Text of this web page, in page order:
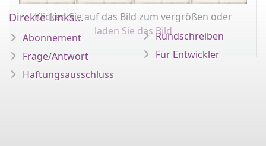
Klicken Sie auf das Bild zum vergrößen oder
laden Sie das Bild
Direkte Links...
Abonnement
Frage/Antwort
Haftungsausschluss
Rundschreiben
Für Entwickler